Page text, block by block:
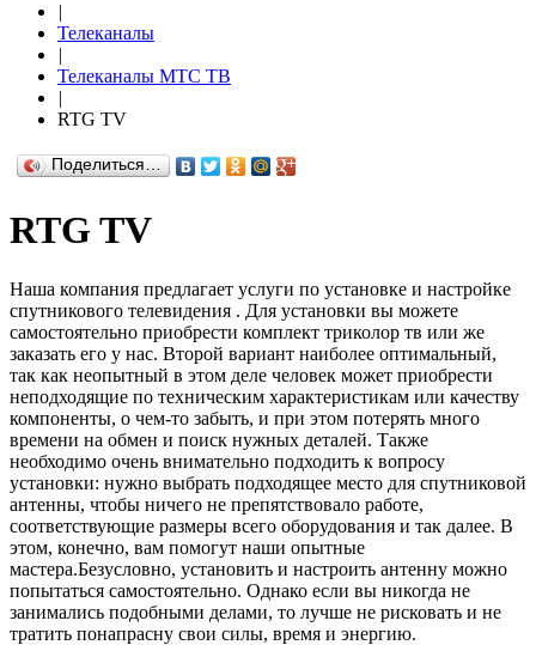
|
Телеканалы
|
Телеканалы МТС ТВ
|
RTG TV
Поделиться…
RTG TV
Наша компания предлагает услуги по установке и настройке
спутникового телевидения . Для установки вы можете
самостоятельно приобрести комплект триколор тв или же
заказать его у нас. Второй вариант наиболее оптимальный,
так как неопытный в этом деле человек может приобрести
неподходящие по техническим характеристикам или качеству
компоненты, о чем-то забыть, и при этом потерять много
времени на обмен и поиск нужных деталей. Также
необходимо очень внимательно подходить к вопросу
установки: нужно выбрать подходящее место для спутниковой
антенны, чтобы ничего не препятствовало работе,
соответствующие размеры всего оборудования и так далее. В
этом, конечно, вам помогут наши опытные
мастера.Безусловно, установить и настроить антенну можно
попытаться самостоятельно. Однако если вы никогда не
занимались подобными делами, то лучше не рисковать и не
тратить понапрасну свои силы, время и энергию.